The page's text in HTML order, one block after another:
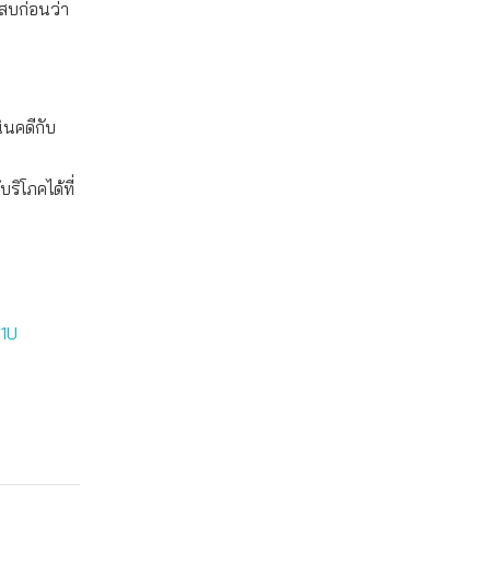
บก่อนว่า
นคดีกับ
ริโภคได้ที่